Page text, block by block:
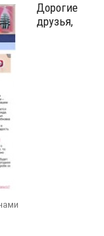
Дорогие
друзья,